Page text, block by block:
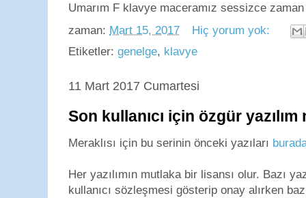
Umarım F klavye maceramız sessizce zaman
zaman: Mart 15, 2017
Hiç yorum yok:
Etiketler: genelge, klavye
11 Mart 2017 Cumartesi
Son kullanıcı için özgür
Meraklısı için bu serinin önceki yazıları
Her yazılımın mutlaka bir lisansı olur. Bazı
kullanıcı sözleşmesi gösterip onay alırken